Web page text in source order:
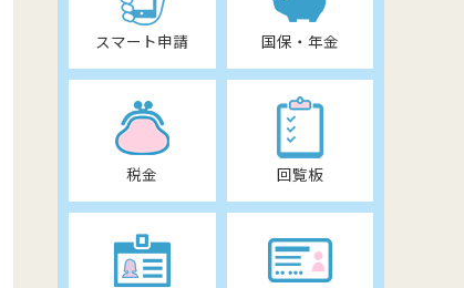
スマート申請 国保・年金
税金 回覧板